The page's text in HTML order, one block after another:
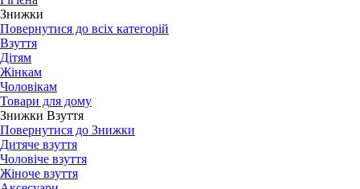
Знижки
Повернутися до всіх категорій
Взуття
Дітям
Жінкам
Чоловікам
Товари для дому
Знижки Взуття
Повернутися до Знижки
Дитяче взуття
Чоловіче взуття
Жіноче взуття